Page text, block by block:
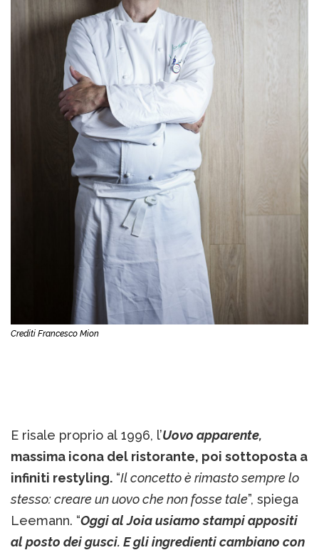
Crediti Francesco Mion
E risale proprio al 1996, l’Uovo apparente,
massima icona del ristorante, poi sottoposta a
infiniti restyling. “Il concetto è rimasto sempre lo
stesso: creare un uovo che non fosse tale”, spiega
Leemann. “Oggi al Joia usiamo stampi appositi
al posto dei gusci. E gli ingredienti cambiano con